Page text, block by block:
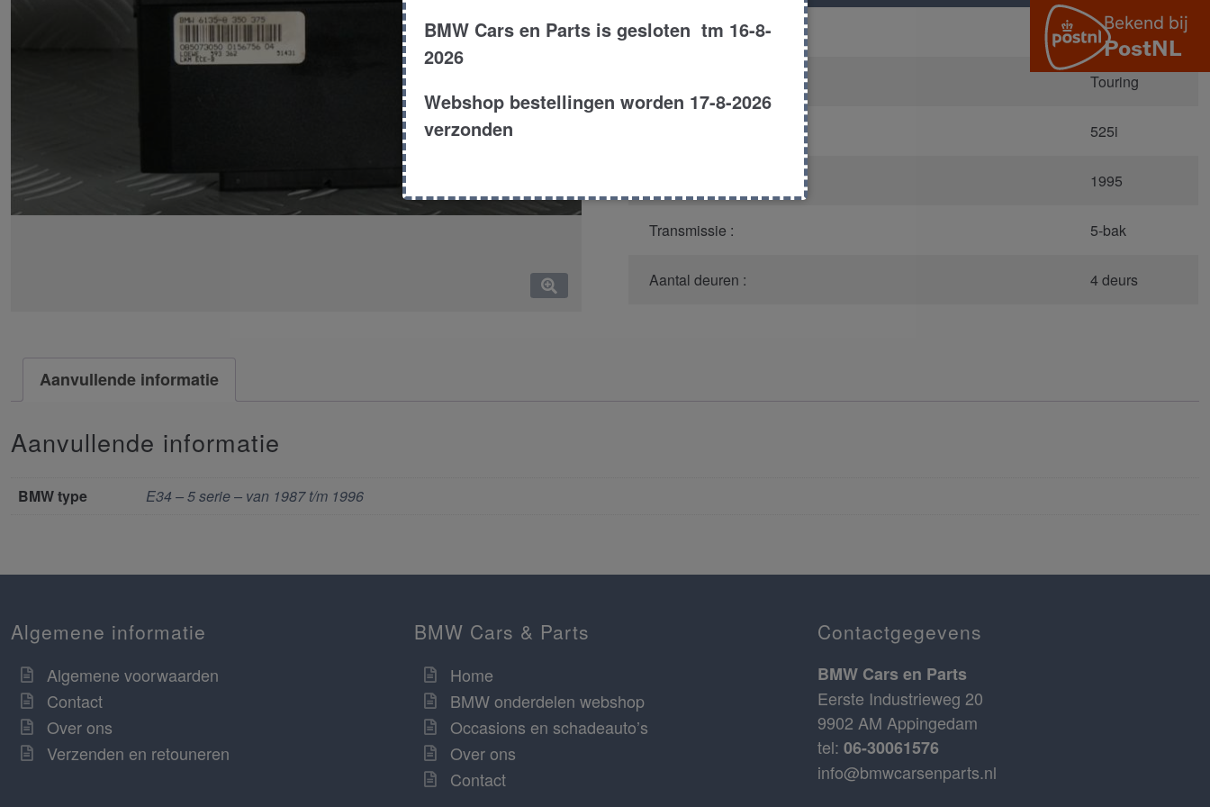
Model : E34
Touring
525i
1995
Transmissie : 5-bak
Aantal deuren : 4 deurs
Aanvullende informatie
Aanvullende informatie
BMW type E34 – 5 serie – van 1987 t/m 1996
Algemene informatie
Algemene voorwaarden
Contact
Over ons
Verzenden en retouneren
BMW Cars & Parts
Home
BMW onderdelen webshop
Occasions en schadeauto’s
Over ons
Contact
Contactgegevens
BMW Cars en Parts
Eerste Industrieweg 20
9902 AM Appingedam
tel: 06-30061576
info@bmwcarsenparts.nl
BMW Cars en Parts is gesloten tm 16-8-
2026
Webshop bestellingen worden 17-8-2026
verzonden